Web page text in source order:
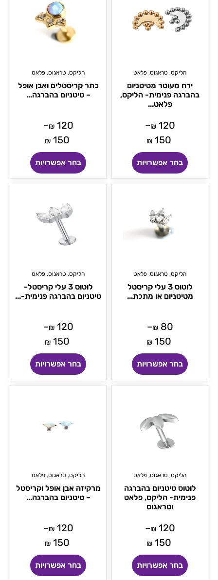
הליקס, טראגוס, פלאט
ירח מעוטר מטיטניום
בהברגה פנימית- הליקס,
פלאט...
120
₪
–
150
₪
בחר אפשרויות
הליקס, טראגוס, פלאט
כתר קריסטלים ואבן אופל
– טיטניום בהברגה...
120
₪
–
150
₪
בחר אפשרויות
הליקס, טראגוס, פלאט
לוטוס 3 עלי קריסטל
מטיטניום או מתכת...
80
₪
–
150
₪
בחר אפשרויות
הליקס, טראגוס, פלאט
לוטוס 3 עלי קריסטל-
טיטניום בהברגה פנימית-...
120
₪
–
150
₪
בחר אפשרויות
הליקס, טראגוס, פלאט
לוטוס טיטניום בהברגה
פנימית- הליקס, פלאט
וטראגוס
120
₪
–
150
₪
בחר אפשרויות
הליקס, טראגוס, פלאט
מרקיזה אבן אופל וקריסטל
– טיטניום בהברגה...
120
₪
–
150
₪
בחר אפשרויות